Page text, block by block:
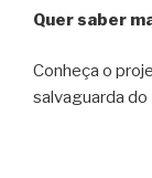
Quer saber
Conheça o
salvaguarda do